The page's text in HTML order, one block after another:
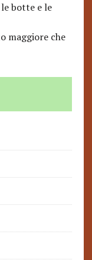
botte e le
maggiore che